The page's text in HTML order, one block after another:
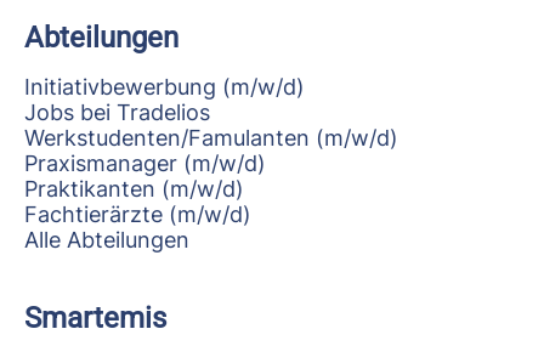
Abteilungen
Initiativbewerbung (m/w/d)
Jobs bei Tradelios
Werkstudenten/Famulanten (m/w/d)
Praxismanager (m/w/d)
Praktikanten (m/w/d)
Fachtierärzte (m/w/d)
Alle Abteilungen
Smartemis